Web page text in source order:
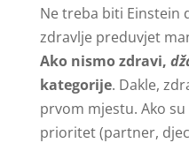
Ne treba biti Einstein
zdravlje preduvjet
Ako nismo zdravi,
kategorije. Dakle,
prvom mjestu. Ako
prioritet (partner,